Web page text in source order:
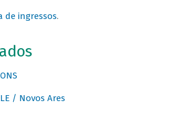
de ingressos.
/ Novos Ares